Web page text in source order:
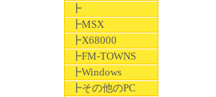
┣
┣MSX
┣X68000
┣FM-TOWNS
┣Windows
┣その他のPC